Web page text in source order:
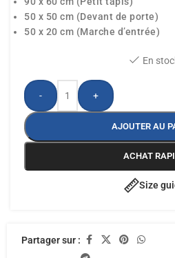
50 x 50 cm (Devant de porte)
50 x 20 cm (Marche d’entrée)
En
- +
AJOUTER AU
ACHAT
Size
Partager sur :